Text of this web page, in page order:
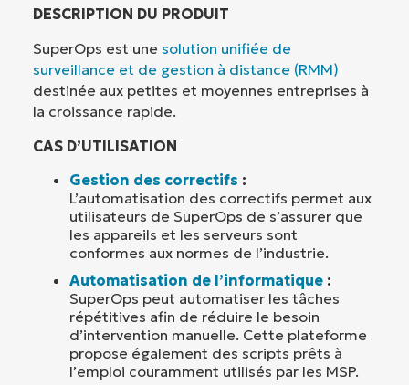
DESCRIPTION DU PRODUIT
SuperOps est une solution unifiée de
surveillance et de gestion à distance (RMM)
destinée aux petites et moyennes entreprises à
la croissance rapide.
CAS D’UTILISATION
Gestion des correctifs :
L’automatisation des correctifs permet aux
utilisateurs de SuperOps de s’assurer que
les appareils et les serveurs sont
conformes aux normes de l’industrie.
Automatisation de l’informatique :
SuperOps peut automatiser les tâches
répétitives afin de réduire le besoin
d’intervention manuelle. Cette plateforme
propose également des scripts prêts à
l’emploi couramment utilisés par les MSP.